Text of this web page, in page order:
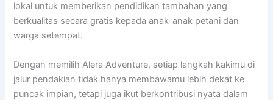
lokal untuk memberikan pendidikan tambahan yang
berkualitas secara gratis kepada anak-anak petani dan
warga setempat.
Dengan memilih Alera Adventure, setiap langkah kakimu di
jalur pendakian tidak hanya membawamu lebih dekat ke
puncak impian, tetapi juga ikut berkontribusi nyata dalam